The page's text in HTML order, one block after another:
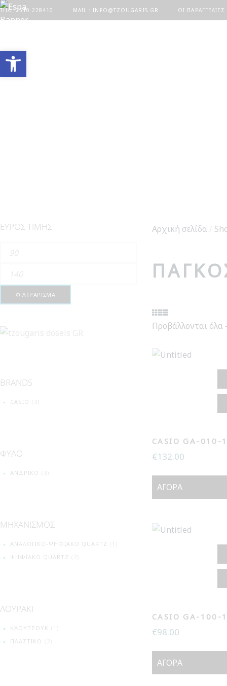
ΤΗΛ. 2510-228410 MAIL : INFO@TZOUGARIS.GR ΟΙ
Αρχική σελίδα
Προβάλλονται
CASIO GA-010-
€132.00
ΑΓΟΡΆ
CASIO GA-100-
€98.00
ΑΓΟΡΆ
ΕΎΡΟΣ ΤΙΜΉΣ
τιμή
ΦΙΛΤΡΆΡΙΣΜΑ
BRANDS
CASIO
ΦΎΛΟ
ΑΝΔΡΙΚΌ
ΜΗΧΑΝΙΣΜΟΣ
ΑΝΑΛΟΓΙΚΌ-ΨΗΦΙΑΚΌ QUARTZ
ΨΗΦΙΑΚΌ QUARTZ
ΛΟΥΡΑΚΙ
ΚΑΟΥΤΣΟΎΚ
ΠΛΑΣΤΙΚΌ
Ανοίξτε τη γραμμή εργαλείων